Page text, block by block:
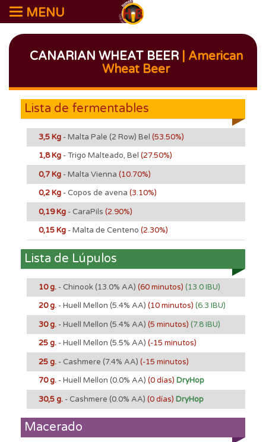
MENU
CANARIAN WHEAT BEER| American
Wheat Beer
Lista de fermentables
3,5 Kg - Malta Pale (2 Row) Bel (53.50%)
1,8 Kg - Trigo Malteado, Bel (27.50%)
0,7 Kg - Malta Vienna (10.70%)
0,2 Kg - Copos de avena (3.10%)
0,19 Kg - CaraPils (2.90%)
0,15 Kg - Malta de Centeno (2.30%)
Lista de Lúpulos
10 g. - Chinook (13.0% AA) (60 minutos) (13.0 IBU)
20 g. - Huell Mellon (5.4% AA) (10 minutos) (6.3 IBU)
30 g. - Huell Mellon (5.4% AA) (5 minutos) (7.8 IBU)
25 g. - Huell Mellon (5.5% AA) (-15 minutos)
25 g. - Cashmere (7.4% AA) (-15 minutos)
70 g. - Huell Mellon (0.0% AA) (0 días) DryHop
30,5 g. - Cashmere (0.0% AA) (0 días) DryHop
Macerado